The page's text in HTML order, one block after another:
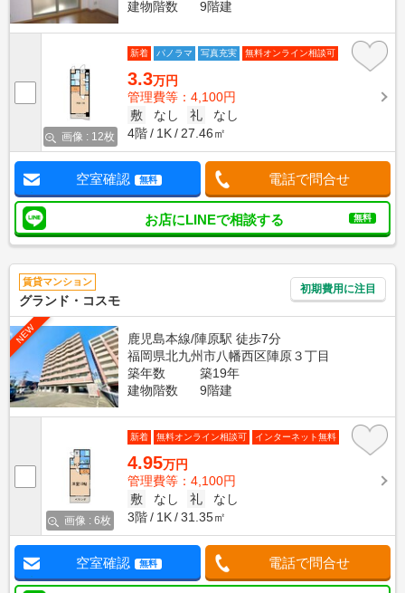
建物階数 9階建
画像 : 12枚
新着 パノラマ 写真充実 無料オンライン相談可
3.3万円
管理費等：4,100円
敷
なし 礼
なし
4階
1K 27.46㎡
空室確認 無料 電話で問合せ
お店にLINEで相談する 無料
賃貸マンション
グランド・コスモ
初期費用に注目
NEW
鹿児島本線/陣原駅 徒歩7分
福岡県北九州市八幡西区陣原３丁目
築年数
築19年
建物階数
9階建
画像 : 6枚
新着 無料オンライン相談可 インターネット無料
4.95万円
管理費等：4,100円
敷
なし 礼
なし
3階
1K 31.35㎡
空室確認 無料 電話で問合せ